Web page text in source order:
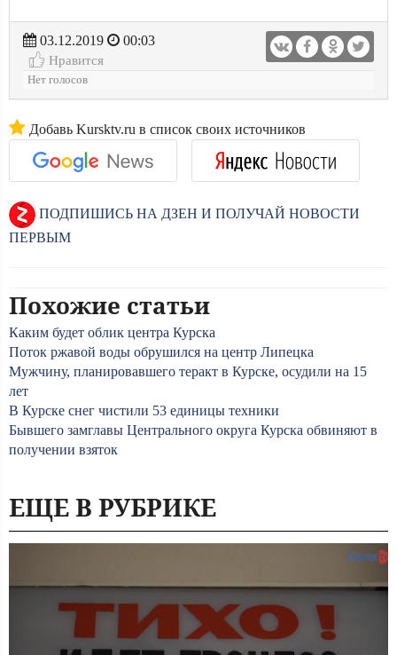
03.12.2019
00:03
Нравится
Нет голосов
Добавь Kursktv.ru в список своих источников
ПОДПИШИСЬ НА ДЗЕН И ПОЛУЧАЙ НОВОСТИ
ПЕРВЫМ
Похожие статьи
Каким будет облик центра Курска
Поток ржавой воды обрушился на центр Липецка
Мужчину, планировавшего теракт в Курске, осудили на 15
лет
В Курске снег чистили 53 единицы техники
Бывшего замглавы Центрального округа Курска обвиняют в
получении взяток
ЕЩЕ В РУБРИКЕ